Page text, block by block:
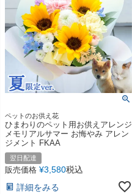
ペットのお供え花
ひまわりのペット用お供えアレンジ
メモリアルサマー お悔やみ アレン
ジメント FKAA
翌日配達
販売価格 ¥3,580税込
詳細をみる